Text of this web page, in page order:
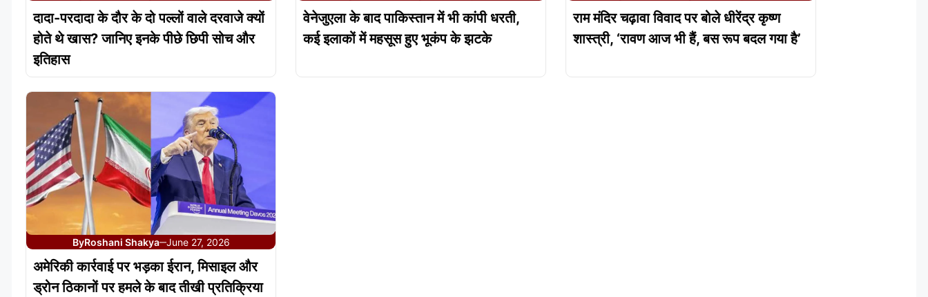
दादा-परदादा के दौर के दो पल्लों वाले दरवाजे क्यों
होते थे खास? जानिए इनके पीछे छिपी सोच और
इतिहास
वेनेजुएला के बाद पाकिस्तान में भी कांपी धरती,
कई इलाकों में महसूस हुए भूकंप के झटके
राम मंदिर चढ़ावा विवाद पर बोले धीरेंद्र कृष्ण
शास्त्री, ‘रावण आज भी हैं, बस रूप बदल गया है’
ByRoshani Shakya—June 27, 2026
अमेरिकी कार्रवाई पर भड़का ईरान, मिसाइल और
ड्रोन ठिकानों पर हमले के बाद तीखी प्रतिक्रिया